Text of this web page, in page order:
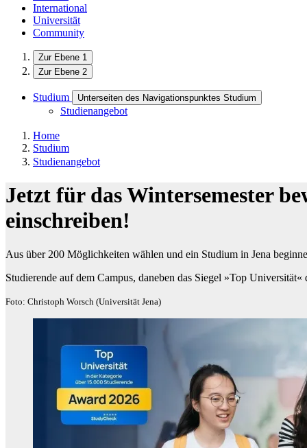
International
Universität
Community
Zur Ebene 1
Zur Ebene 2
Studium Unterseiten des Navigationspunktes Studium
Studienangebot
Home
Studium
Studienangebot
Jetzt für das Wintersemester
einschreiben!
Aus über 200 Möglichkeiten wählen und ein Studium in Jena
Studierende auf dem Campus, daneben das Siegel »Top
Foto: Christoph Worsch (Universität Jena)